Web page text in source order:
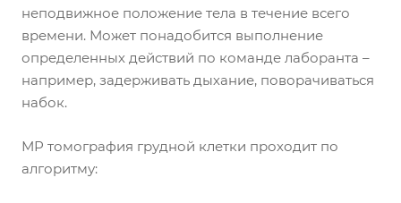
неподвижное положение тела в течение всего
времени. Может понадобится выполнение
определенных действий по команде лаборанта –
например, задерживать дыхание, поворачиваться
набок.
МР томография грудной клетки проходит по
алгоритму: